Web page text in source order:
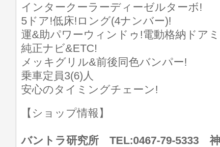
インタークーラーディーゼルターボ!
5ドア!低床!ロング(4ナンバー)!
運&助パワーウィンドゥ!電動格納ドア
純正ナビ&ETC!
メッキグリル&前後同色バンパー!
乗車定員3(6)人
安心のタイミングチェーン!
【ショップ情報】
バントラ研究所 TEL:0467-79-5333 神